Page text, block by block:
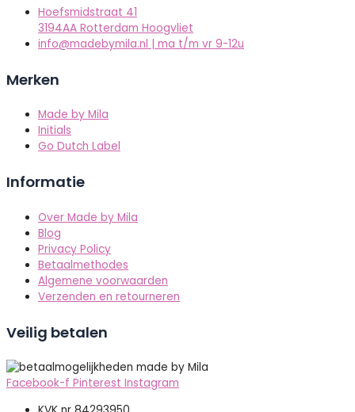
Hoefsmidstraat 41
3194AA Rotterdam Hoogvliet
info@madebymila.nl | ma t/m vr 9-12u
Merken
Made by Mila
Initials
Go Dutch Label
Informatie
Over Made by Mila
Blog
Privacy Policy
Betaalmethodes
Algemene voorwaarden
Verzenden en retourneren
Veilig betalen
Facebook-f Pinterest Instagram